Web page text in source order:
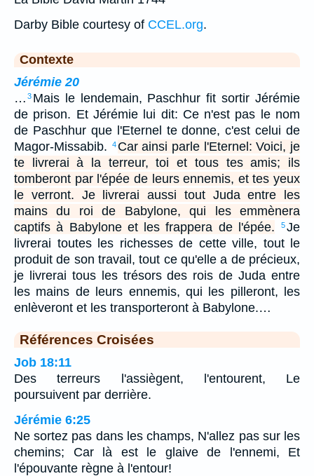
Darby Bible courtesy of CCEL.org.
Contexte
Jérémie 20
… 3 Mais le lendemain, Paschhur fit sortir Jérémie
de prison. Et Jérémie lui dit: Ce n'est pas le nom
de Paschhur que l'Eternel te donne, c'est celui de
Magor-Missabib.
4 Car ainsi parle l'Eternel: Voici, je
te livrerai à la terreur, toi et tous tes amis; ils
tomberont par l'épée de leurs ennemis, et tes yeux
le verront. Je livrerai aussi tout Juda entre les
mains du roi de Babylone, qui les emmènera
captifs à Babylone et les frappera de l'épée.
5Je
livrerai toutes les richesses de cette ville, tout le
produit de son travail, tout ce qu'elle a de précieux,
je livrerai tous les trésors des rois de Juda entre
les mains de leurs ennemis, qui les pilleront, les
enlèveront et les transporteront à Babylone.…
Références Croisées
Job 18:11
Des terreurs l'assiègent, l'entourent, Le
poursuivent par derrière.
Jérémie 6:25
Ne sortez pas dans les champs, N'allez pas sur les
chemins; Car là est le glaive de l'ennemi, Et
l'épouvante règne à l'entour!